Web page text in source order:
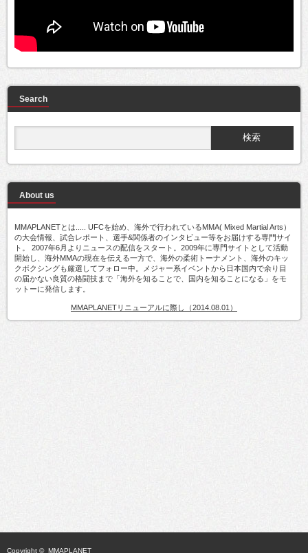
Search
About us
MMAPLANETとは..... UFCを始め、海外で行われているMMA( Mixed Martial Arts）
の大会情報、試合レポート、選手&関係者のインタビュー等をお届けする専門サイ
ト。 2007年6月よりニュースの配信をスタート。2009年に専門サイトとして活動
開始し、海外MMAの現在を伝える一方で、海外の柔術トーナメント、海外のキッ
クボクシングも厳選してフォロー中。メジャー系イベントから日本国内で余り目
の届かない良質の格闘技まで「海外を知ることで、国内を知ることになる」をモ
ットーに発信します。
MMAPLANETリニューアルに際し（2014.08.01）
Copyright © MMAPLANET